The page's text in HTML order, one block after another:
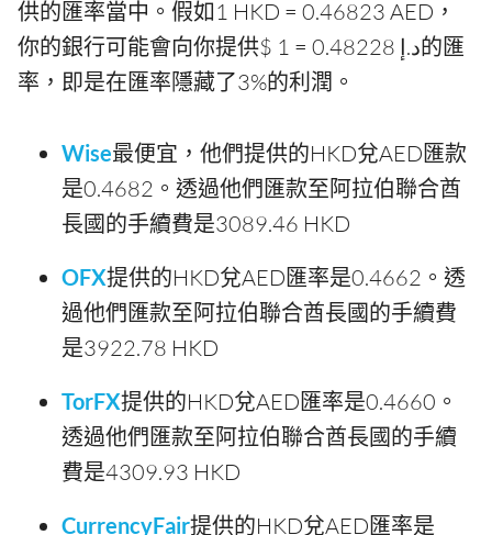
供的匯率當中。假如1 HKD = 0.46823 AED，
你的銀行可能會向你提供$ 1 = 0.48228 د.إ的匯
率，即是在匯率隱藏了3%的利潤。
Wise最便宜，他們提供的HKD兌AED匯款
是0.4682。透過他們匯款至阿拉伯聯合酋
長國的手續費是3089.46 HKD
OFX提供的HKD兌AED匯率是0.4662。透
過他們匯款至阿拉伯聯合酋長國的手續費
是3922.78 HKD
TorFX提供的HKD兌AED匯率是0.4660。
透過他們匯款至阿拉伯聯合酋長國的手續
費是4309.93 HKD
CurrencyFair提供的HKD兌AED匯率是